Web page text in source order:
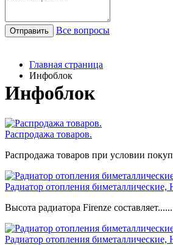
Все вопросы
Главная страница
Инфоблок
Инфоблок
Распродажа товаров.
Распродажа товаров при условии
Радиатор отопления биметаллические,
Высота радиатора Firenze
Радиатор отопления биметаллические,